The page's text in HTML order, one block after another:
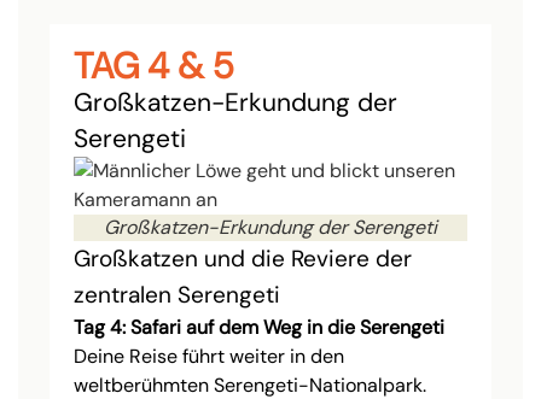
TAG 4 & 5
Großkatzen-Erkundung der
Serengeti
Großkatzen-Erkundung der Serengeti
Großkatzen und die Reviere der
zentralen Serengeti
Tag 4: Safari auf dem Weg in die Serengeti
Deine Reise führt weiter in den
weltberühmten Serengeti-Nationalpark.